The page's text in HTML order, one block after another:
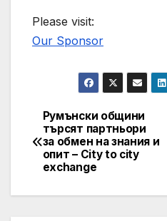
Please visit:
Our Sponsor
Post
navigation
Румънски общини
търсят партньори
за обмен на знания и
опит – City to city
exchange